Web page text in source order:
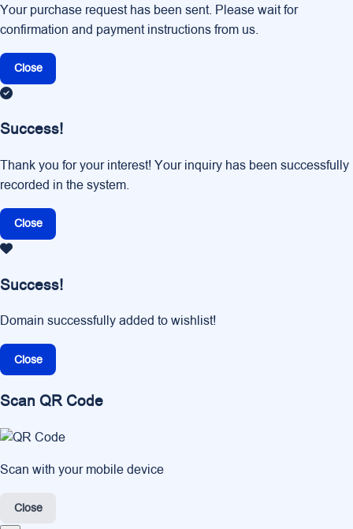
Your purchase request has been sent. Please wait for
confirmation and payment instructions from us.
Close
Success!
Thank you for your interest! Your inquiry has been successfully
recorded in the system.
Close
Success!
Domain successfully added to wishlist!
Close
Scan QR Code
Scan with your mobile device
Close